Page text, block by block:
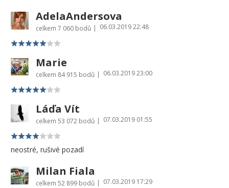
AdelaAndersova
celkem 7 060 bodů | 06.03.2019 22:48
Marie
celkem 84 915 bodů | 06.03.2019 23:00
Láďa Vít
celkem 53 072 bodů | 07.03.2019 01:55
neostré, rušivé pozadí
Milan Fiala
celkem 52 899 bodů | 07.03.2019 17:29